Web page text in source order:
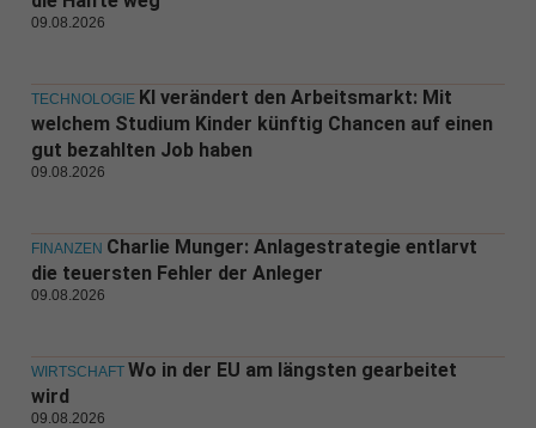
09.08.2026
TECHNOLOGIE KI verändert den Arbeitsmarkt: Mit
welchem Studium Kinder künftig Chancen auf einen
gut bezahlten Job haben
09.08.2026
FINANZEN Charlie Munger: Anlagestrategie entlarvt
die teuersten Fehler der Anleger
09.08.2026
WIRTSCHAFT Wo in der EU am längsten gearbeitet
wird
09.08.2026